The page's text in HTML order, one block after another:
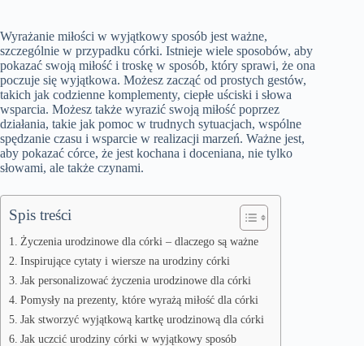
Wyrażanie miłości w wyjątkowy sposób jest ważne,
szczególnie w przypadku córki. Istnieje wiele sposobów, aby
pokazać swoją miłość i troskę w sposób, który sprawi, że ona
poczuje się wyjątkowa. Możesz zacząć od prostych gestów,
takich jak codzienne komplementy, ciepłe uściski i słowa
wsparcia. Możesz także wyrazić swoją miłość poprzez
działania, takie jak pomoc w trudnych sytuacjach, wspólne
spędzanie czasu i wsparcie w realizacji marzeń. Ważne jest,
aby pokazać córce, że jest kochana i doceniana, nie tylko
słowami, ale także czynami.
Spis treści
Życzenia urodzinowe dla córki – dlaczego są ważne
Inspirujące cytaty i wiersze na urodziny córki
Jak personalizować życzenia urodzinowe dla córki
Pomysły na prezenty, które wyrażą miłość dla córki
Jak stworzyć wyjątkową kartkę urodzinową dla córki
Jak uczcić urodziny córki w wyjątkowy sposób